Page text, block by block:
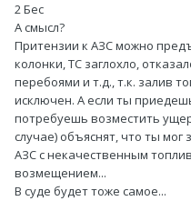
2 Бес
А смысл?
Притензии к АЗС можно
колонки, ТС заглохло,
перебоями и т.д., т.к. залив
исключен. А если ты
потребуешь возместить
случае) объяснят, что ты
АЗС с некачественным
возмещением...
В суде будет тоже самое...